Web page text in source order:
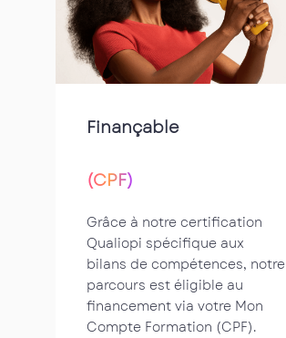
Finançable
(CPF)
Grâce à notre certification
Qualiopi spécifique aux
bilans de compétences, notre
parcours est éligible au
financement via votre Mon
Compte Formation (CPF).